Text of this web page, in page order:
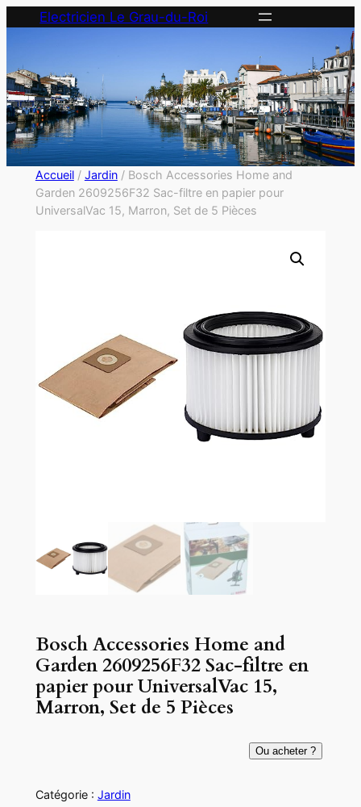
Electricien Le Grau-du-Roi
Accueil/ Jardin/ Bosch Accessories Home and
Garden 2609256F32 Sac-filtre en papier pour
UniversalVac 15, Marron, Set de 5 Pièces
Bosch Accessories Home and
Garden 2609256F32 Sac-filtre en
papier pour UniversalVac 15,
Marron, Set de 5 Pièces
Ou acheter ?
Catégorie : Jardin